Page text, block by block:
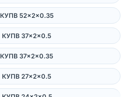
КУПВ 52×2×0.35
КУПВ 37×2×0.5
КУПВ 37×2×0.35
КУПВ 27×2×0.5